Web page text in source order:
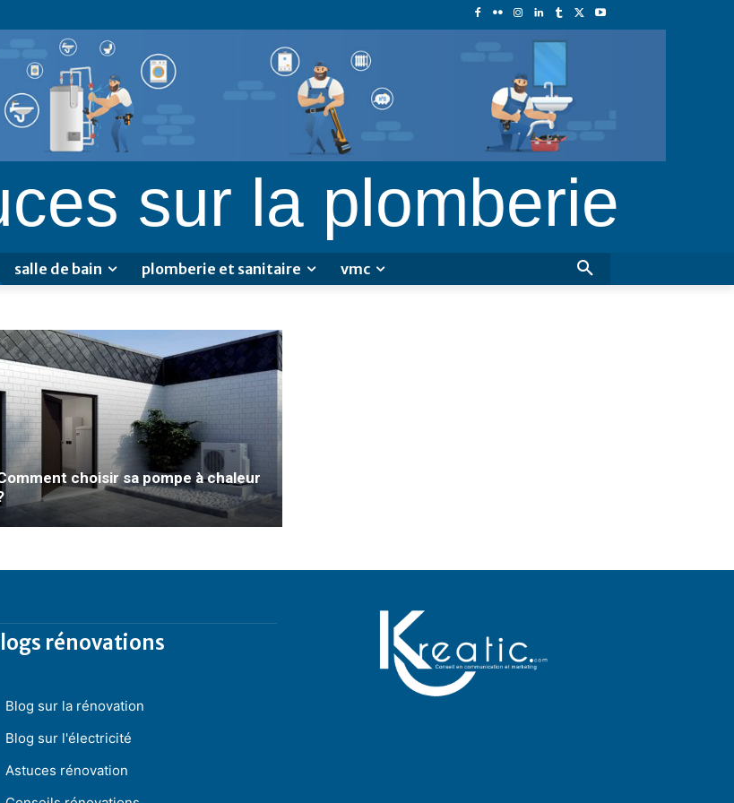
sur la plomberie
salle de bain plomberie et sanitaire vmc
choisir sa pompe à chaleur
rénovations
Blog sur la rénovation
Blog sur l'électricité
Astuces rénovation